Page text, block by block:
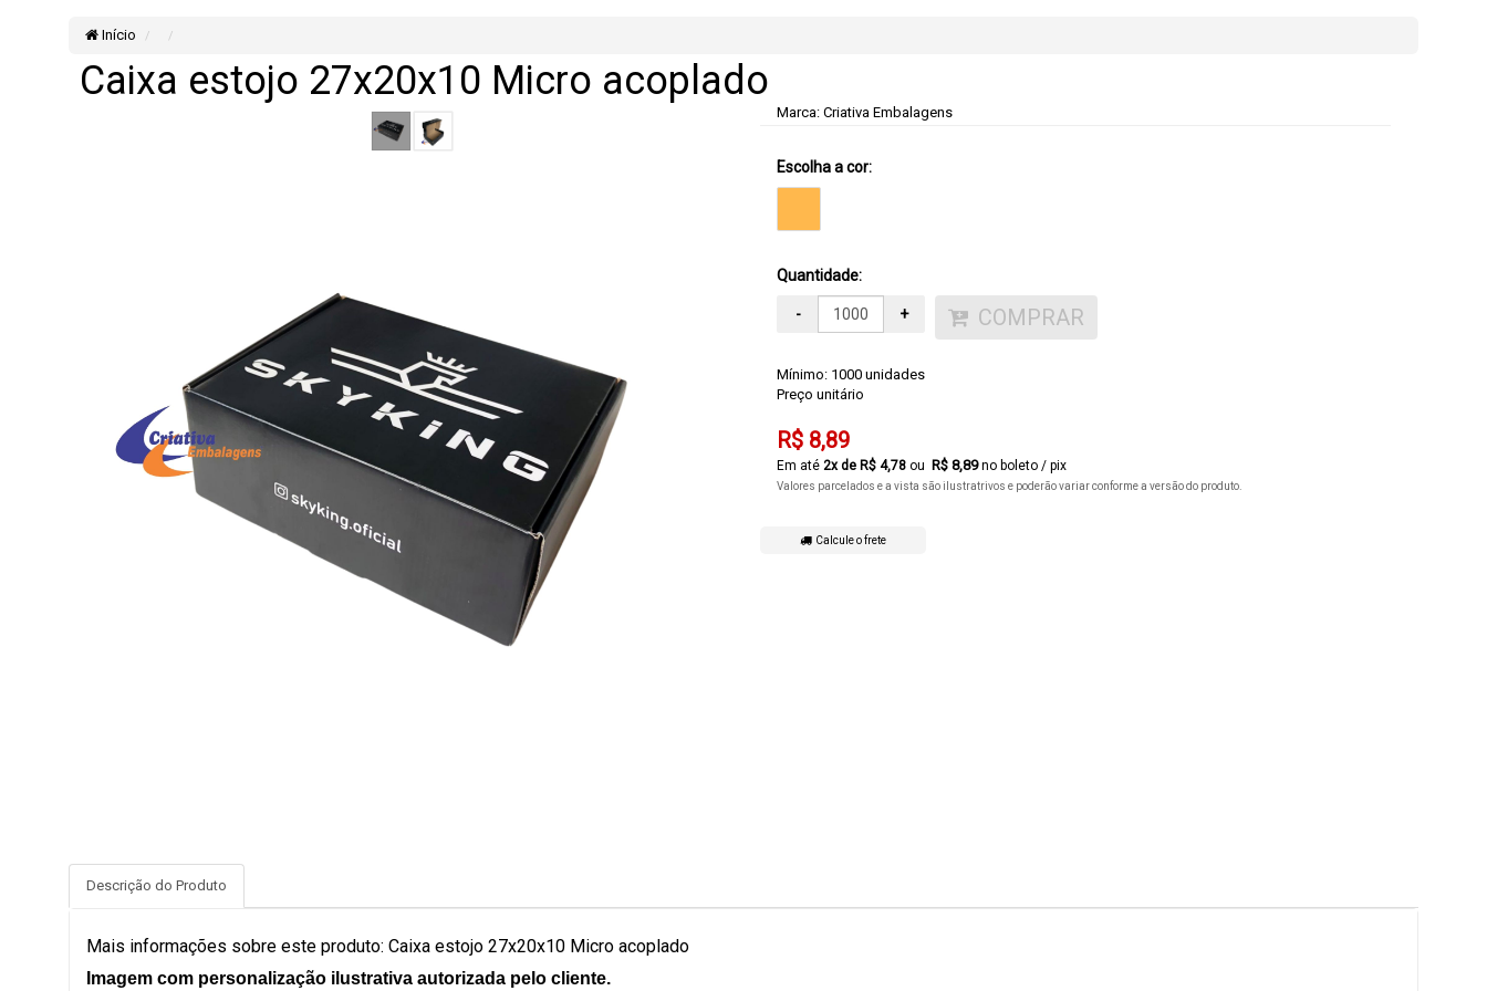
Início
Caixa estojo 27x20x10 Micro acoplado
Marca: Criativa Embalagens
Escolha a cor:
Quantidade:
- + COMPRAR
Mínimo: 1000 unidades
Preço unitário
R$ 8,89
2x de R$ 4,78 R$ 8,89no boleto / pix
Valores parcelados e a vista são ilustratrivos e poderão variar conforme a versão do produto.
Calcule o frete
Descrição do Produto
Mais informações sobre este produto: Caixa estojo 27x20x10 Micro acoplado
Imagem com personalização ilustrativa autorizada pelo cliente.